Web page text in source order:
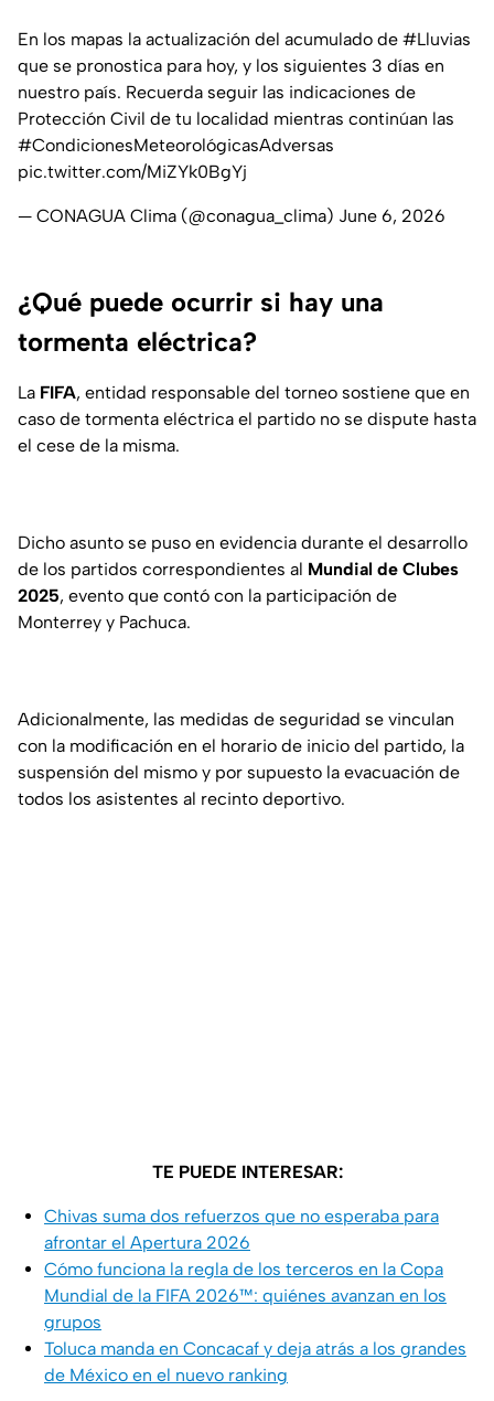
En los mapas la actualización del acumulado de #Lluvias
que se pronostica para hoy, y los siguientes 3 días en
nuestro país. Recuerda seguir las indicaciones de
Protección Civil de tu localidad mientras continúan las
#CondicionesMeteorológicasAdversas
pic.twitter.com/MiZYk0BgYj
— CONAGUA Clima (@conagua_clima) June 6, 2026
¿Qué puede ocurrir si hay una
tormenta eléctrica?
La FIFA, entidad responsable del torneo sostiene que en
caso de tormenta eléctrica el partido no se dispute hasta
el cese de la misma.
Dicho asunto se puso en evidencia durante el desarrollo
de los partidos correspondientes al Mundial de Clubes
2025, evento que contó con la participación de
Monterrey y Pachuca.
Adicionalmente, las medidas de seguridad se vinculan
con la modificación en el horario de inicio del partido, la
suspensión del mismo y por supuesto la evacuación de
todos los asistentes al recinto deportivo.
TE PUEDE INTERESAR:
Chivas suma dos refuerzos que no esperaba para
afrontar el Apertura 2026
Cómo funciona la regla de los terceros en la Copa
Mundial de la FIFA 2026™: quiénes avanzan en los
grupos
Toluca manda en Concacaf y deja atrás a los grandes
de México en el nuevo ranking